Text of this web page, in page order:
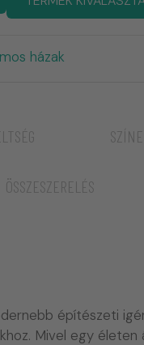
házak
ÖSSZESZERELÉS
építészeti
Mivel egy életen